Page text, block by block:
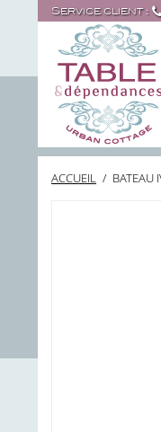
Service client :
ACCUEIL / BATEAU